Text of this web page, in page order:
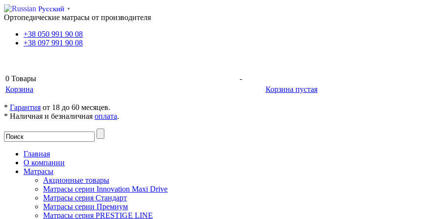
Русский ▼
Ортопедические матрасы от производителя
+38 050 991 90 08
+38 097 991 90 08
0 Товары -
Корзина
Корзина пустая
* Гарантия от 18 до 60 месяцев.
* Наличная и безналичная оплата.
Главная
О компании
Матрасы
Акционные товары
Матрасы серии Innovation Maxi Drive
Матрасы серия Стандарт
Матрасы серии Премиум
Матрасы серия PRESTIGE LINE